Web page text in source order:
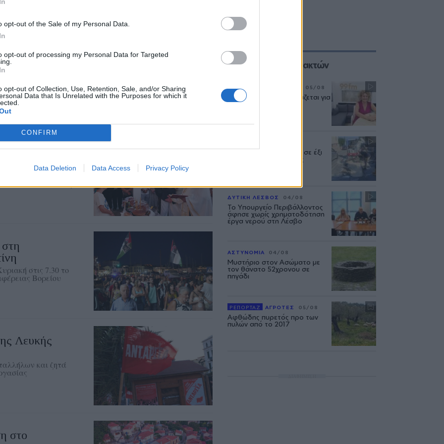
opt-out of the Sale of my Personal Data.
opt-out of processing my Personal Data for Targeted
opt-out of Collection, Use, Retention, Sale, and/or Sharing
Data that Is Unrelated with the Purposes for which it
CONFIRM
Data Deletion Data Access Privacy Policy
δίπλα στη
και την
7 Αυγούστου
του Σωτήρος
και
Λέσβου
στις 7.30 το
Βορείου
Λευκής
και ζητά
στο
Επιλογές των Συντακτών
05/08
«Η ασφάλεια δεν θυσιάζεται για
τις δημόσιες σχέσεις»
Διακοπή υδροδότησης σε έξι
περιοχές της Μυτιλήνης
ΔΥΤΙΚΗ ΛΕΣΒΟΣ 04/08
Το Υπουργείο Περιβάλλοντος
άφησε χωρίς χρηματοδότηση
έργα νερού στη Λέσβο
ΑΣΤΥΝΟΜΙΑ 04/08
Μυστήριο στον Ασώματο με
τον θάνατο 52χρονου σε
πηγάδι
ΡΕΠΟΡΤΑΖ ΑΓΡΟΤΕΣ 05/08
Αφθώδης πυρετός προ των
πυλών από το 2017